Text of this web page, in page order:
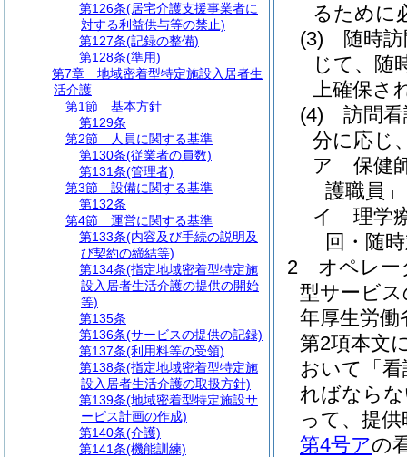
るために
(3)
随時
じて、随
上確保さ
(4)
訪問
分に応じ
ア
保健
護職員
イ
理学
回・随
2
オペレー
型サービ
年厚生労働
第2項本文
おいて「
ればなら
って、提
第4号アの
第126条(居宅介護支援事業者に
対する利益供与等の禁止)
第127条(記録の整備)
第128条(準用)
第7章
地域密着型特定施設入居者生
活介護
第1節
基本方針
第129条
第2節
人員に関する基準
第130条(従業者の員数)
第131条(管理者)
第3節
設備に関する基準
第132条
第4節
運営に関する基準
第133条(内容及び手続の説明及
び契約の締結等)
第134条(指定地域密着型特定施
設入居者生活介護の提供の開始
等)
第135条
第136条(サービスの提供の記録)
第137条(利用料等の受領)
第138条(指定地域密着型特定施
設入居者生活介護の取扱方針)
第139条(地域密着型特定施設サ
ービス計画の作成)
第140条(介護)
第141条(機能訓練)